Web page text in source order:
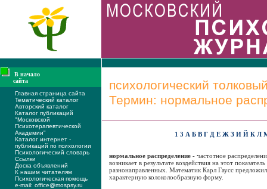
В начало
сайта
Главная страница сайта
Тематический каталог
Авторский каталог
Каталог публикаций
"Московской
Психотерапевтической
Академии"
Каталог интернет -
публикаций по психологии
Психологический словарь
Ссылки
Доска объявлений
К нашим читателям
Психологическая помощь
e-mail: office@mospsy.ru
психологический
Термин: нормальное
1 3 А Б В Г Д Е Ж З И Й К Л
нормальное распределение - частотное
возникает в результате воздействия на этот
разнонаправленных. Математик Карл Гаусс
характерную колоколообразную форму.